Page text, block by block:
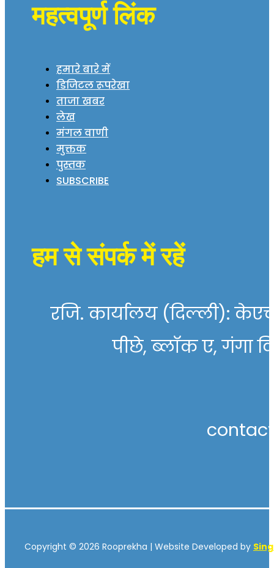
महत्वपूर्ण लिंक
हमारे बारे में
डिजिटल रूपरेखा
ताजा खबर
लेख
मंगल वाणी
मुक्तक
पुस्तक
SUBSCRIBE
हम से संपर्क में रहें
रजि. कार्यालय (दिल्ली):
पीछे, ब्लॉक ए, गंगा
Copyright © 2026 Rooprekha | Website Developed by